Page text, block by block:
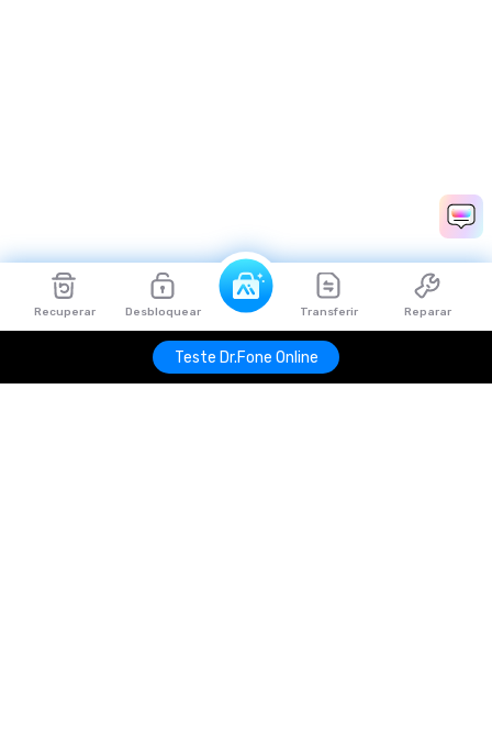
Recuperar Desbloquear Transferir Reparar
Teste Dr.Fone Online